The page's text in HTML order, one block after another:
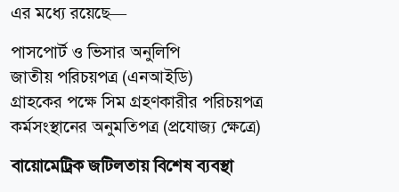
এর মধ্যে রয়েছে—
পাসপোর্ট ও ভিসার অনুলিপি
জাতীয় পরিচয়পত্র (এনআইডি)
গ্রাহকের পক্ষে সিম গ্রহণকারীর পরিচয়পত্র
কর্মসংস্থানের অনুমতিপত্র (প্রযোজ্য ক্ষেত্রে)
বায়োমেট্রিক জটিলতায় বিশেষ ব্যবস্থা